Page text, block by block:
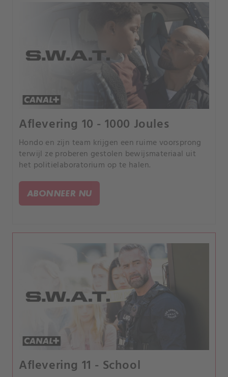
Aflevering 10 - 1000 Joules
Hondo en zijn team krijgen een ruime voorsprong
terwijl ze proberen gestolen bewijsmateriaal uit
het politielaboratorium op te halen.
ABONNEER NU
Aflevering 11 - School